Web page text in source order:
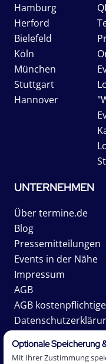
Hamburg
Herford
Bielefeld
Köln
München
Stuttgart
Hannover
UNTERNEHMEN
Über termine.de
Blog
Pressemitteilungen
Events in der Nähe
Impressum
AGB
AGB
Optionale Speicherung
Mit Ihrer Zustimmung